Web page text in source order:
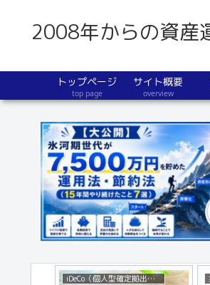
2008年からの資産
トップページ
top page
サイト概要
overview
不動産・分譲マンション